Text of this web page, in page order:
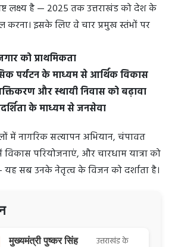
लक्ष्य है — 2025 तक उत्तराखंड को देश के
करना। इसके लिए वे चार प्रमुख स्तंभों पर
को प्राथमिकता
पर्यटन के माध्यम से आर्थिक विकास
और स्थायी निवास को बढ़ावा
के माध्यम से जनसेवा
में नागरिक सत्यापन अभियान, चंपावत
विकास परियोजनाएं, और चारधाम यात्रा को
यह सब उनके नेतृत्व के विजन को दर्शाता है।
मुख्यमंत्री पुष्कर सिंह
उत्तराखंड के